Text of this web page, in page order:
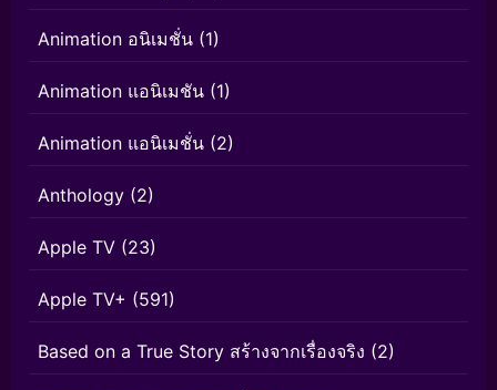
Animation อนิเมชั่น (1)
Animation แอนิเมชัน (1)
Animation แอนิเมชั่น (2)
Anthology (2)
Apple TV (23)
Apple TV+ (591)
Based on a True Story สร้างจากเรื่องจริง (2)